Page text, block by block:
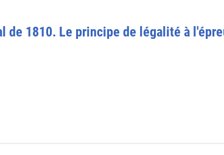
de 1810. Le principe de légalité à